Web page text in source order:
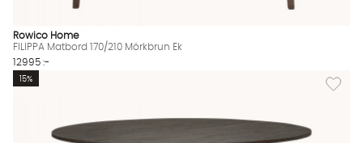
Rowico Home
FILIPPA Matbord 170/210 Mörkbrun Ek
12995 :-
Lägg
15%